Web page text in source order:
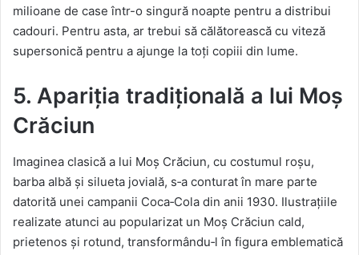
milioane de case într-o singură noapte pentru a distribui
cadouri. Pentru asta, ar trebui să călătorească cu viteză
supersonică pentru a ajunge la toți copiii din lume.
5. Apariția tradițională a lui Moș
Crăciun
Imaginea clasică a lui Moș Crăciun, cu costumul roșu,
barba albă și silueta jovială, s‑a conturat în mare parte
datorită unei campanii Coca‑Cola din anii 1930. Ilustrațiile
realizate atunci au popularizat un Moș Crăciun cald,
prietenos și rotund, transformându‑l în figura emblematică